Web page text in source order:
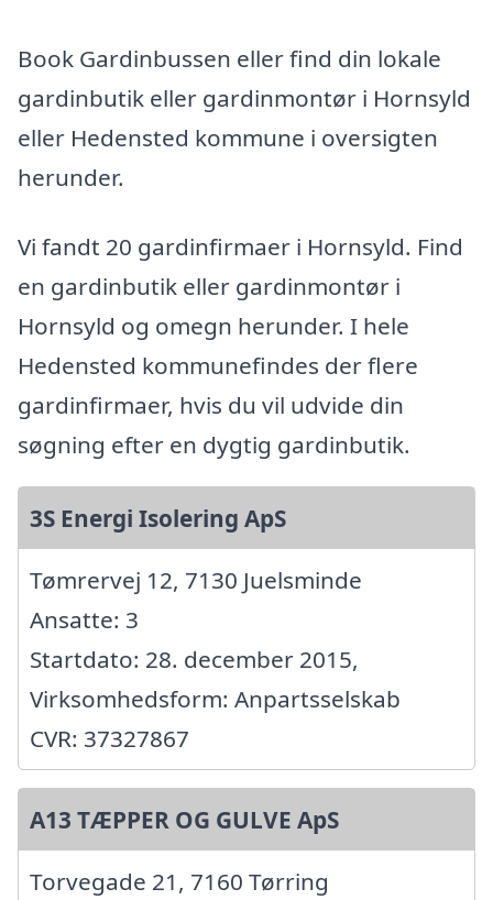
Book Gardinbussen eller find din lokale
gardinbutik eller gardinmontør i Hornsyld
eller Hedensted kommune i oversigten
herunder.
Vi fandt 20 gardinfirmaer i Hornsyld. Find
en gardinbutik eller gardinmontør i
Hornsyld og omegn herunder. I hele
Hedensted kommunefindes der flere
gardinfirmaer, hvis du vil udvide din
søgning efter en dygtig gardinbutik.
3S Energi Isolering ApS
Tømrervej 12, 7130 Juelsminde
Ansatte: 3
Startdato: 28. december 2015,
Virksomhedsform: Anpartsselskab
CVR: 37327867
A13 TÆPPER OG GULVE ApS
Torvegade 21, 7160 Tørring